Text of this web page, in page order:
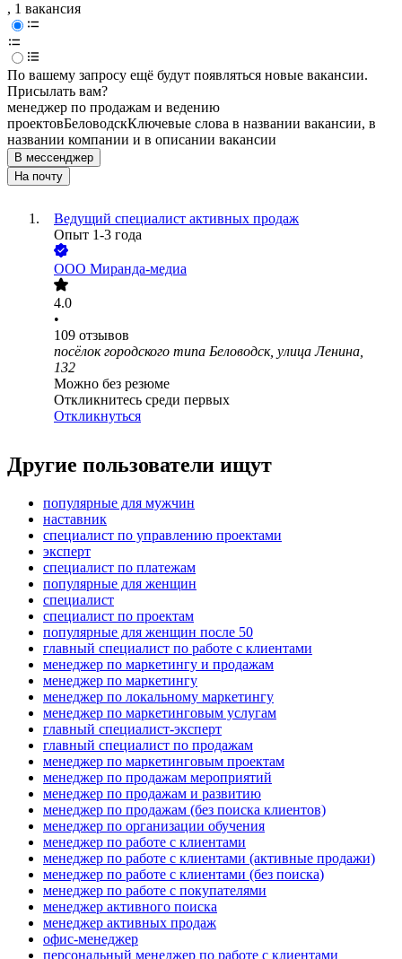
, 1 вакансия
По вашему запросу ещё будут появляться новые вакансии.
Присылать вам?
менеджер по продажам и ведению
проектовБеловодскКлючевые слова в названии вакансии, в
названии компании и в описании вакансии
В мессенджер
На почту
Ведущий специалист активных продаж
Опыт 1-3 года
ООО Миранда-медиа
4.0
•
109 отзывов
посёлок городского типа Беловодск, улица Ленина,
132
Можно без резюме
Откликнитесь среди первых
Откликнуться
Другие пользователи ищут
популярные для мужчин
наставник
специалист по управлению проектами
эксперт
специалист по платежам
популярные для женщин
специалист
специалист по проектам
популярные для женщин после 50
главный специалист по работе с клиентами
менеджер по маркетингу и продажам
менеджер по маркетингу
менеджер по локальному маркетингу
менеджер по маркетинговым услугам
главный специалист-эксперт
главный специалист по продажам
менеджер по маркетинговым проектам
менеджер по продажам мероприятий
менеджер по продажам и развитию
менеджер по продажам (без поиска клиентов)
менеджер по организации обучения
менеджер по работе с клиентами
менеджер по работе с клиентами (активные продажи)
менеджер по работе с клиентами (без поиска)
менеджер по работе с покупателями
менеджер активного поиска
менеджер активных продаж
офис-менеджер
персональный менеджер по работе с клиентами